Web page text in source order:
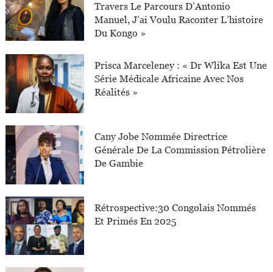
Travers Le Parcours D’Antonio
Manuel, J’ai Voulu Raconter L’histoire
Du Kongo »
Prisca Marceleney : « Dr Wlika Est Une
Série Médicale Africaine Avec Nos
Réalités »
Cany Jobe Nommée Directrice
Générale De La Commission Pétrolière
De Gambie
Rétrospective:30 Congolais Nommés
Et Primés En 2025